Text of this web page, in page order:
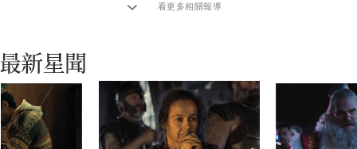
看更多相關報導